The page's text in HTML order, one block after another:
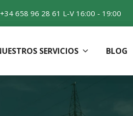
658 96 28 61 L-V 16:00 - 19:00
SERVICIOS BLOG